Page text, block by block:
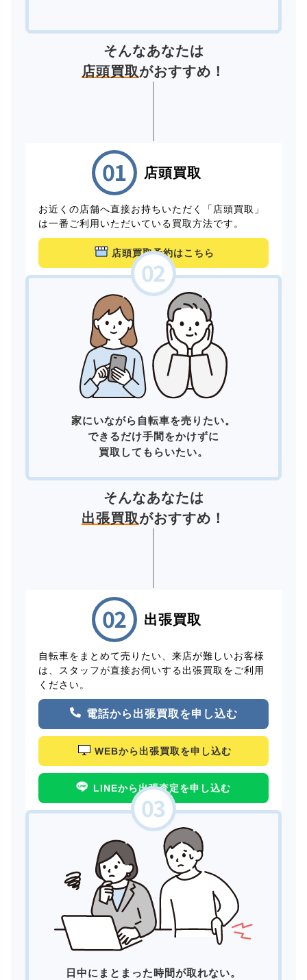
そんなあなたは
店頭買取がおすすめ！
店頭買取
お近くの店舗へ直接お持ちいただく「店頭買取」
は一番ご利用いただいている買取方法です。
店頭買取予約はこちら
家にいながら自転車を売りたい。
できるだけ手間をかけずに
買取してもらいたい。
そんなあなたは
出張買取がおすすめ！
出張買取
自転車をまとめて売りたい、来店が難しいお客様
は、スタッフが直接お伺いする出張買取をご利用
ください。
電話から出張買取を申し込む
WEBから出張買取を申し込む
LINEから出張査定を申し込む
日中にまとまった時間が取れない。